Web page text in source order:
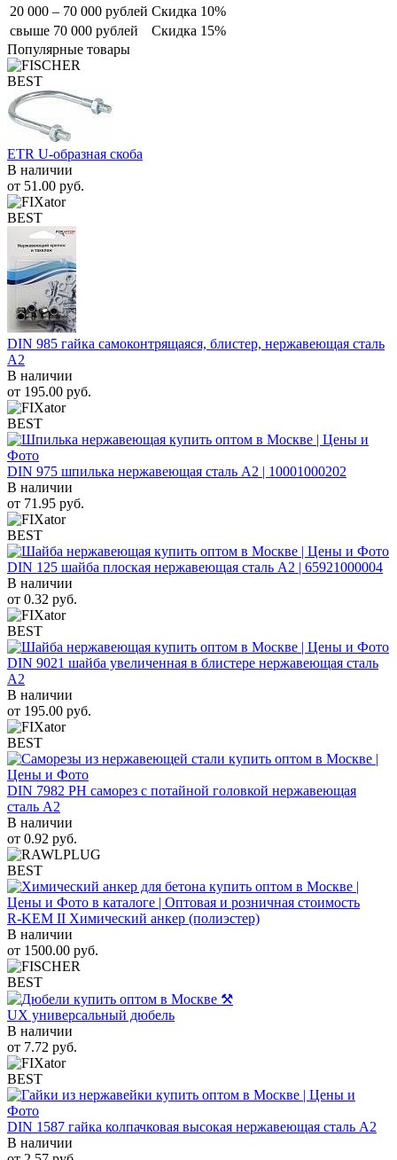
20 000 – 70 000 рублей Скидка 10%
свыше 70 000 рублей
Скидка 15%
Популярные товары
BEST
ETR U-образная скоба
В наличии
от 51.00 руб.
BEST
DIN 985 гайка самоконтрящаяся, блистер, нержавеющая сталь
A2
В наличии
от 195.00 руб.
BEST
DIN 975 шпилька нержавеющая сталь A2 | 10001000202
В наличии
от 71.95 руб.
BEST
DIN 125 шайба плоская нержавеющая сталь A2 | 65921000004
В наличии
от 0.32 руб.
BEST
DIN 9021 шайба увеличенная в блистере нержавеющая сталь
A2
В наличии
от 195.00 руб.
BEST
DIN 7982 PH саморез с потайной головкой нержавеющая
сталь A2
В наличии
от 0.92 руб.
BEST
R-KEM II Химический анкер (полиэстер)
В наличии
от 1500.00 руб.
BEST
UX универсальный дюбель
В наличии
от 7.72 руб.
BEST
DIN 1587 гайка колпачковая высокая нержавеющая сталь А2
В наличии